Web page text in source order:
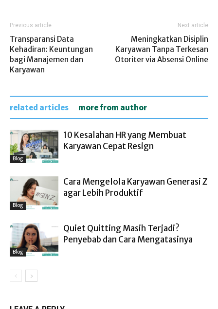
Previous article
Transparansi Data
Kehadiran: Keuntungan
bagi Manajemen dan
Karyawan
Next article
Meningkatkan Disiplin
Karyawan Tanpa Terkesan
Otoriter via Absensi Online
related articles more from author
Blog
10 Kesalahan HR yang Membuat
Karyawan Cepat Resign
Blog
Cara Mengelola Karyawan Generasi Z
agar Lebih Produktif
Blog
Quiet Quitting Masih Terjadi?
Penyebab dan Cara Mengatasinya